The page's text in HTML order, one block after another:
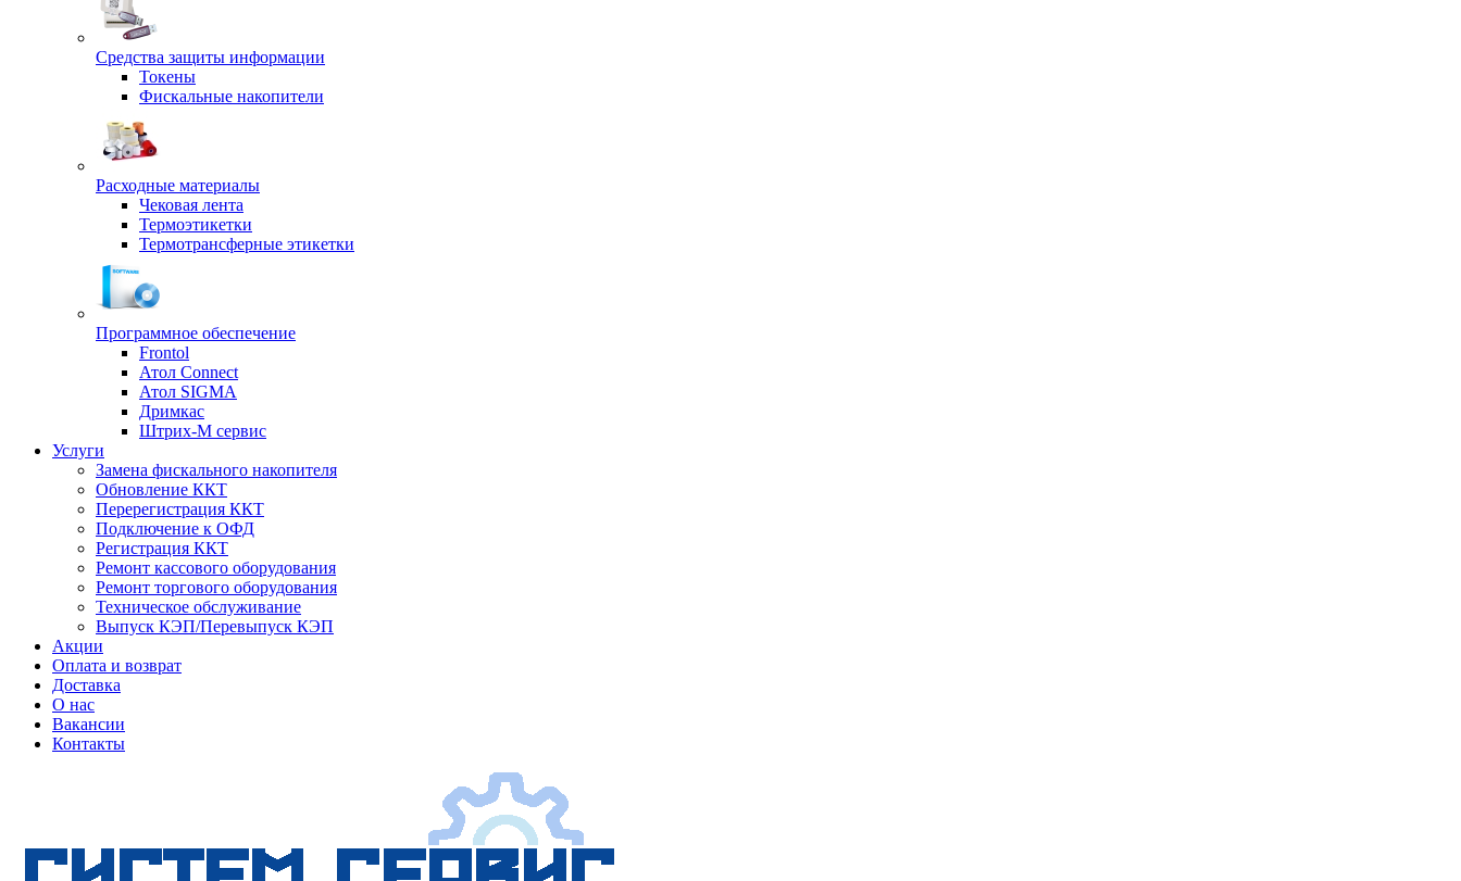
Средства защиты информации
Токены
Фискальные накопители
Расходные материалы
Чековая лента
Термоэтикетки
Термотрансферные этикетки
Программное обеспечение
Frontol
Атол Connect
Атол SIGMA
Дримкас
Штрих-М сервис
Услуги
Замена фискального накопителя
Обновление ККТ
Перерегистрация ККТ
Подключение к ОФД
Регистрация ККТ
Ремонт кассового оборудования
Ремонт торгового оборудования
Техническое обслуживание
Выпуск КЭП/Перевыпуск КЭП
Акции
Оплата и возврат
Доставка
О нас
Вакансии
Контакты